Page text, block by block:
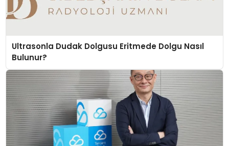
Ultrasonla Dudak Dolgusu Eritmede Dolgu Nasıl
Bulunur?